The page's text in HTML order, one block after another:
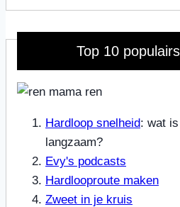
Top 10
Hardloop snelheid: wat
langzaam?
Evy's podcasts
Hardlooproute maken
Zweet in je kruis